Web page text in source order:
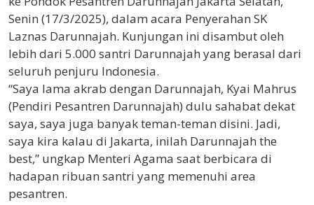
Senin (17/3/2025), dalam acara Penyerahan SK
Laznas Darunnajah. Kunjungan ini disambut oleh
lebih dari 5.000 santri Darunnajah yang berasal dari
seluruh penjuru Indonesia.
“Saya lama akrab dengan Darunnajah, Kyai Mahrus
(Pendiri Pesantren Darunnajah) dulu sahabat dekat
saya, saya juga banyak teman-teman disini. Jadi,
saya kira kalau di Jakarta, inilah Darunnajah the
best,” ungkap Menteri Agama saat berbicara di
hadapan ribuan santri yang memenuhi area
pesantren.